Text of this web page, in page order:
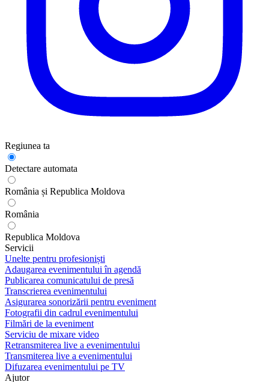
Regiunea ta
Detectare automata
România și Republica Moldova
România
Republica Moldova
Servicii
Unelte pentru profesioniști
Adaugarea evenimentului în agendă
Publicarea comunicatului de presă
Transcrierea evenimentului
Asigurarea sonorizării pentru eveniment
Fotografii din cadrul evenimentului
Filmări de la eveniment
Serviciu de mixare video
Retransmiterea live a evenimentului
Transmiterea live a evenimentului
Difuzarea evenimentului pe TV
Ajutor